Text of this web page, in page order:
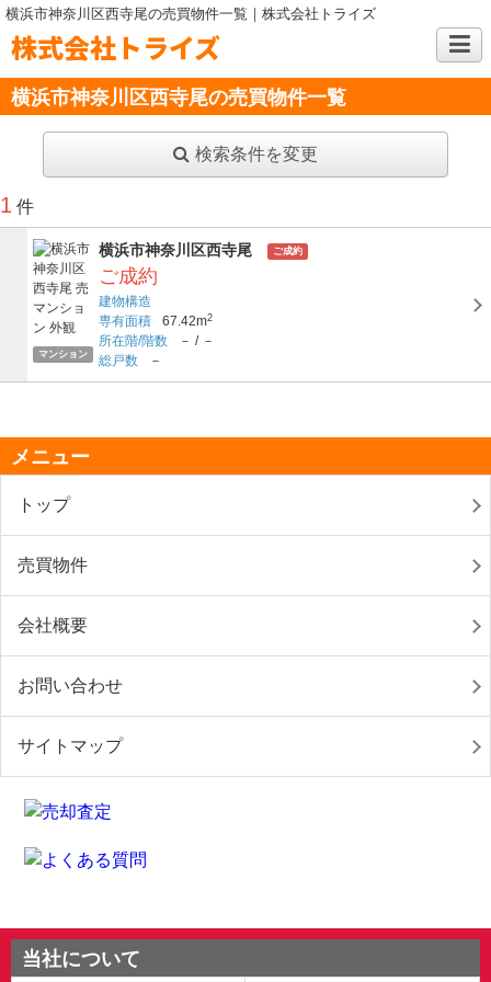
横浜市神奈川区西寺尾の売買物件一覧｜株式会社トライズ
株式会社トライズ
横浜市神奈川区西寺尾の売買物件一覧
検索条件を変更
1 件
マンション
横浜市神奈川区西寺尾 ご成約
ご成約
建物構造
専有面積
67.42m2
所在階/階数 － /－
総戸数
－
メニュー
トップ
売買物件
会社概要
お問い合わせ
サイトマップ
当社について